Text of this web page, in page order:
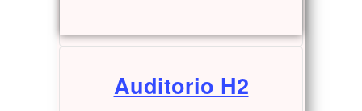
Auditorio H2